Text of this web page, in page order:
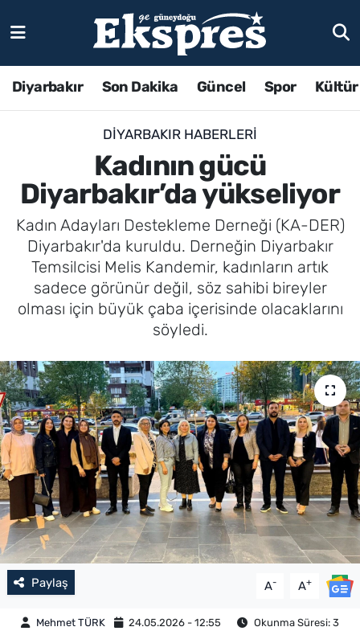
Diyarbakır Son Dakika Güncel Spor
DIYARBAKIR HABERLERI
Kadının gücü
Diyarbakır’da yükseliyor
Kadın Adayları Destekleme Derneği (KA-DER)
Diyarbakır'da kuruldu. Derneğin Diyarbakır
Temsilcisi Melis Kandemir, kadınların artık
sadece görünür değil, söz sahibi bireyler
olması için büyük çaba içerisinde olacaklarını
söyledi.
Paylaş A- A+
Mehmet TÜRK 24.05.2026 - 12:55
Okunma Süresi: 3